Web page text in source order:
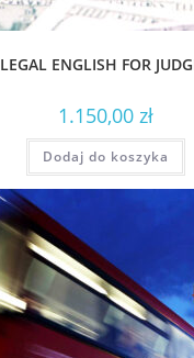
LEGAL ENGLISH FOR
1.150,00 zł
Dodaj do koszyka